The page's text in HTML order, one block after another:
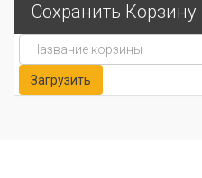
Сохранить Корзину